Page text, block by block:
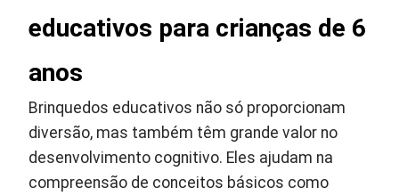
educativos para crianças de 6
anos
Brinquedos educativos não só proporcionam
diversão, mas também têm grande valor no
desenvolvimento cognitivo. Eles ajudam na
compreensão de conceitos básicos como